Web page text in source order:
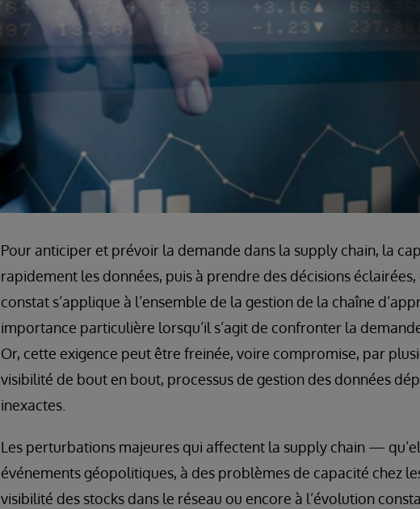
Pour anticiper et prévoir la demande dans la supply chain, la
rapidement les données, puis à prendre des décisions éclairées,
constat s’applique à l’ensemble de la gestion de la chaîne
importance particulière lorsqu’il s’agit de confronter la
Or, cette exigence peut être freinée, voire compromise, par
visibilité de bout en bout, processus de gestion des données
inexactes.
Les perturbations majeures qui affectent la supply chain —
événements géopolitiques, à des problèmes de capacité chez
visibilité des stocks dans le réseau ou encore à l’évolution